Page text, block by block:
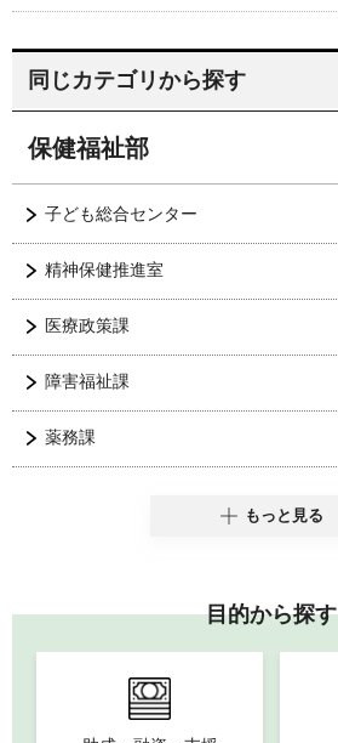
同じカテゴリから探す
保健福祉部
子ども総合センター
精神保健推進室
医療政策課
障害福祉課
薬務課
もっと見る
目的から探す